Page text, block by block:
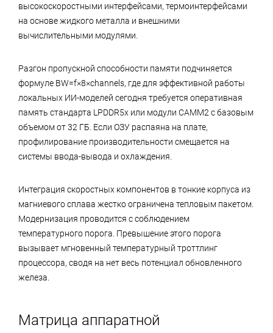
высокоскоростными интерфейсами, термоинтерфейсами
на основе жидкого металла и внешними
вычислительными модулями.
Разгон пропускной способности памяти подчиняется
формуле BW=f×8×channels, где для эффективной работы
локальных ИИ-моделей сегодня требуется оперативная
память стандарта LPDDR5x или модули CAMM2 с базовым
объемом от 32 ГБ. Если ОЗУ распаяна на плате,
профилирование производительности смещается на
системы ввода-вывода и охлаждения.
Интеграция скоростных компонентов в тонкие корпуса из
магниевого сплава жестко ограничена тепловым пакетом.
Модернизация проводится с соблюдением
температурного порога. Превышение этого порога
вызывает мгновенный температурный троттлинг
процессора, сводя на нет весь потенциал обновленного
железа.
Матрица аппаратной